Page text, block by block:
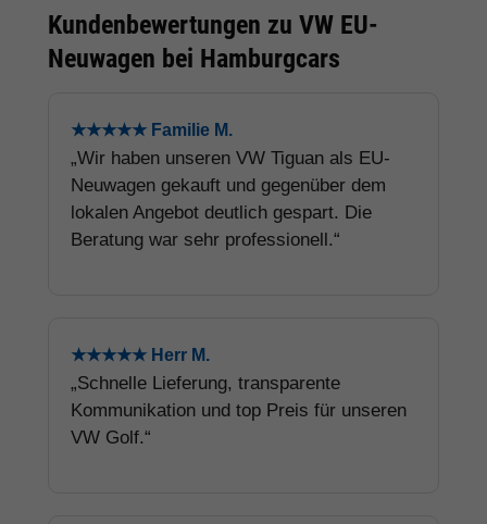
Kundenbewertungen zu VW EU-
Neuwagen bei Hamburgcars
★★★★★ Familie M.
„Wir haben unseren VW Tiguan als EU-
Neuwagen gekauft und gegenüber dem
lokalen Angebot deutlich gespart. Die
Beratung war sehr professionell.“
★★★★★ Herr M.
„Schnelle Lieferung, transparente
Kommunikation und top Preis für unseren
VW Golf.“